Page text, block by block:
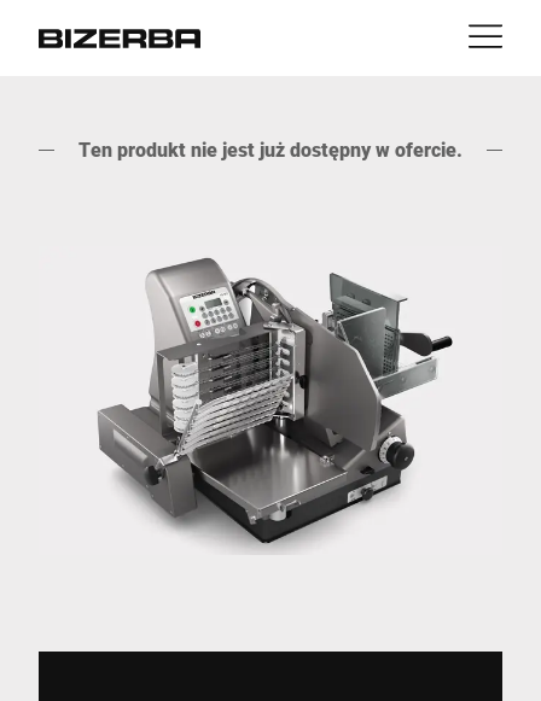
Produkty & rozwiązania
Doświadczenie
Serwis
Europa
Globalna strona internetowa
Ten produkt nie jest już dostępny w ofercie.